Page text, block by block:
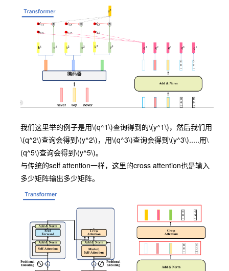
我们这里举的例子是用\(q^1\)查询得到的\(y^1\)，然后我们用
\(q^2\)查询会得到\(y^2\)，用\(q^3\)查询会得到\(y^3\).....用\
(q^5\)查询会得到\(y^5\)。
与传统的self attention一样，这里的cross attention也是输入
多少矩阵输出多少矩阵。